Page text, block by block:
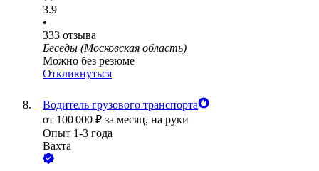
3.9
•
333 отзыва
Беседы (Московская область)
Можно без резюме
Откликнуться
Водитель грузового транспорта
от 100 000 ₽ за месяц, на руки
Опыт 1-3 года
Вахта